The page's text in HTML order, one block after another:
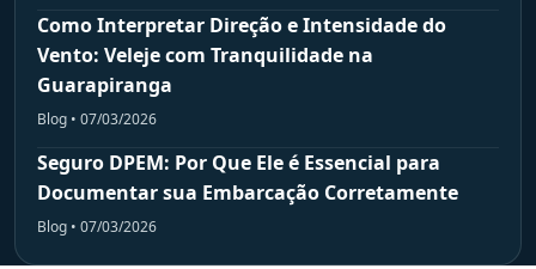
Como Interpretar Direção e Intensidade do
Vento: Veleje com Tranquilidade na
Guarapiranga
Blog • 07/03/2026
Seguro DPEM: Por Que Ele é Essencial para
Documentar sua Embarcação Corretamente
Blog • 07/03/2026